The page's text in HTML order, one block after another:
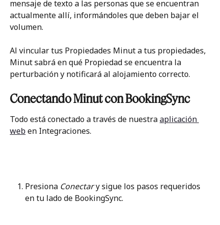
mensaje de texto a las personas que se encuentran
actualmente allí, informándoles que deben bajar el
volumen.
Al vincular tus Propiedades Minut a tus propiedades,
Minut sabrá en qué Propiedad se encuentra la
perturbación y notificará al alojamiento correcto.
Conectando Minut con BookingSync
Todo está conectado a través de nuestra aplicación
web en Integraciones.
Presiona Conectar y sigue los pasos requeridos
en tu lado de BookingSync.